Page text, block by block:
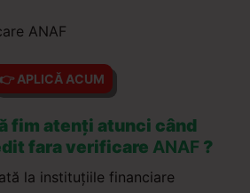
👉 APLICĂ ACUM
fim atenți atunci când
fara verificare ANAF ?
la instituțiile financiare